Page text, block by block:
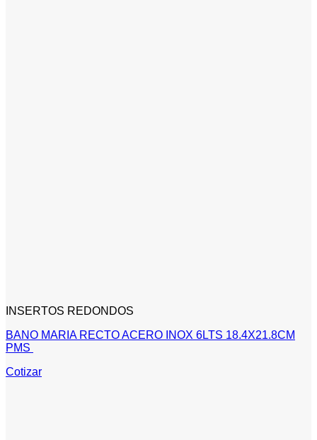
INSERTOS REDONDOS
BANO MARIA RECTO ACERO INOX 6LTS 18.4X21.8CM
PMS
Cotizar